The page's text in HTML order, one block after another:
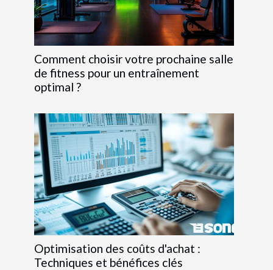
Comment choisir votre prochaine salle
de fitness pour un entraînement
optimal ?
Optimisation des coûts d'achat :
Techniques et bénéfices clés